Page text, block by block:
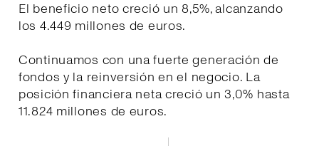
El beneficio neto creció un 8,5%, alcanzando
los 4.449 millones de euros.
Continuamos con una fuerte generación de
fondos y la reinversión en el negocio. La
posición financiera neta creció un 3,0% hasta
11.824 millones de euros.